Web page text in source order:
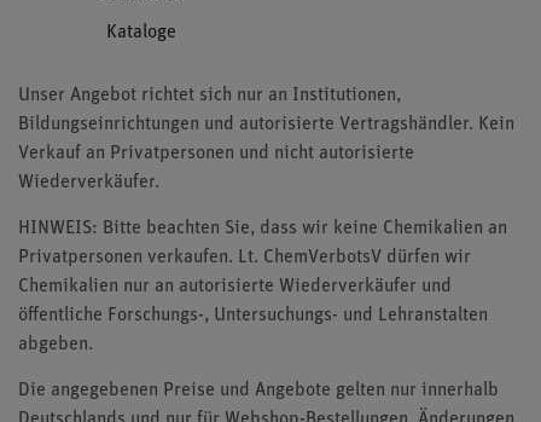
Kataloge
Unser Angebot richtet sich nur an Institutionen,
Bildungseinrichtungen und autorisierte Vertragshändler. Kein
Verkauf an Privatpersonen und nicht autorisierte
Wiederverkäufer.
HINWEIS: Bitte beachten Sie, dass wir keine Chemikalien an
Privatpersonen verkaufen. Lt. ChemVerbotsV dürfen wir
Chemikalien nur an autorisierte Wiederverkäufer und
öffentliche Forschungs-, Untersuchungs- und Lehranstalten
abgeben.
Die angegebenen Preise und Angebote gelten nur innerhalb